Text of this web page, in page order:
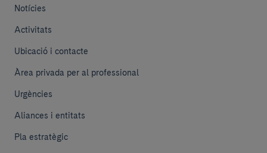
Notícies
Activitats
Ubicació i contacte
Àrea privada per al professional
Urgències
Aliances i entitats
Pla estratègic